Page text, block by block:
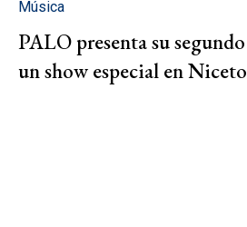
Música
PALO presenta su
un show especial en